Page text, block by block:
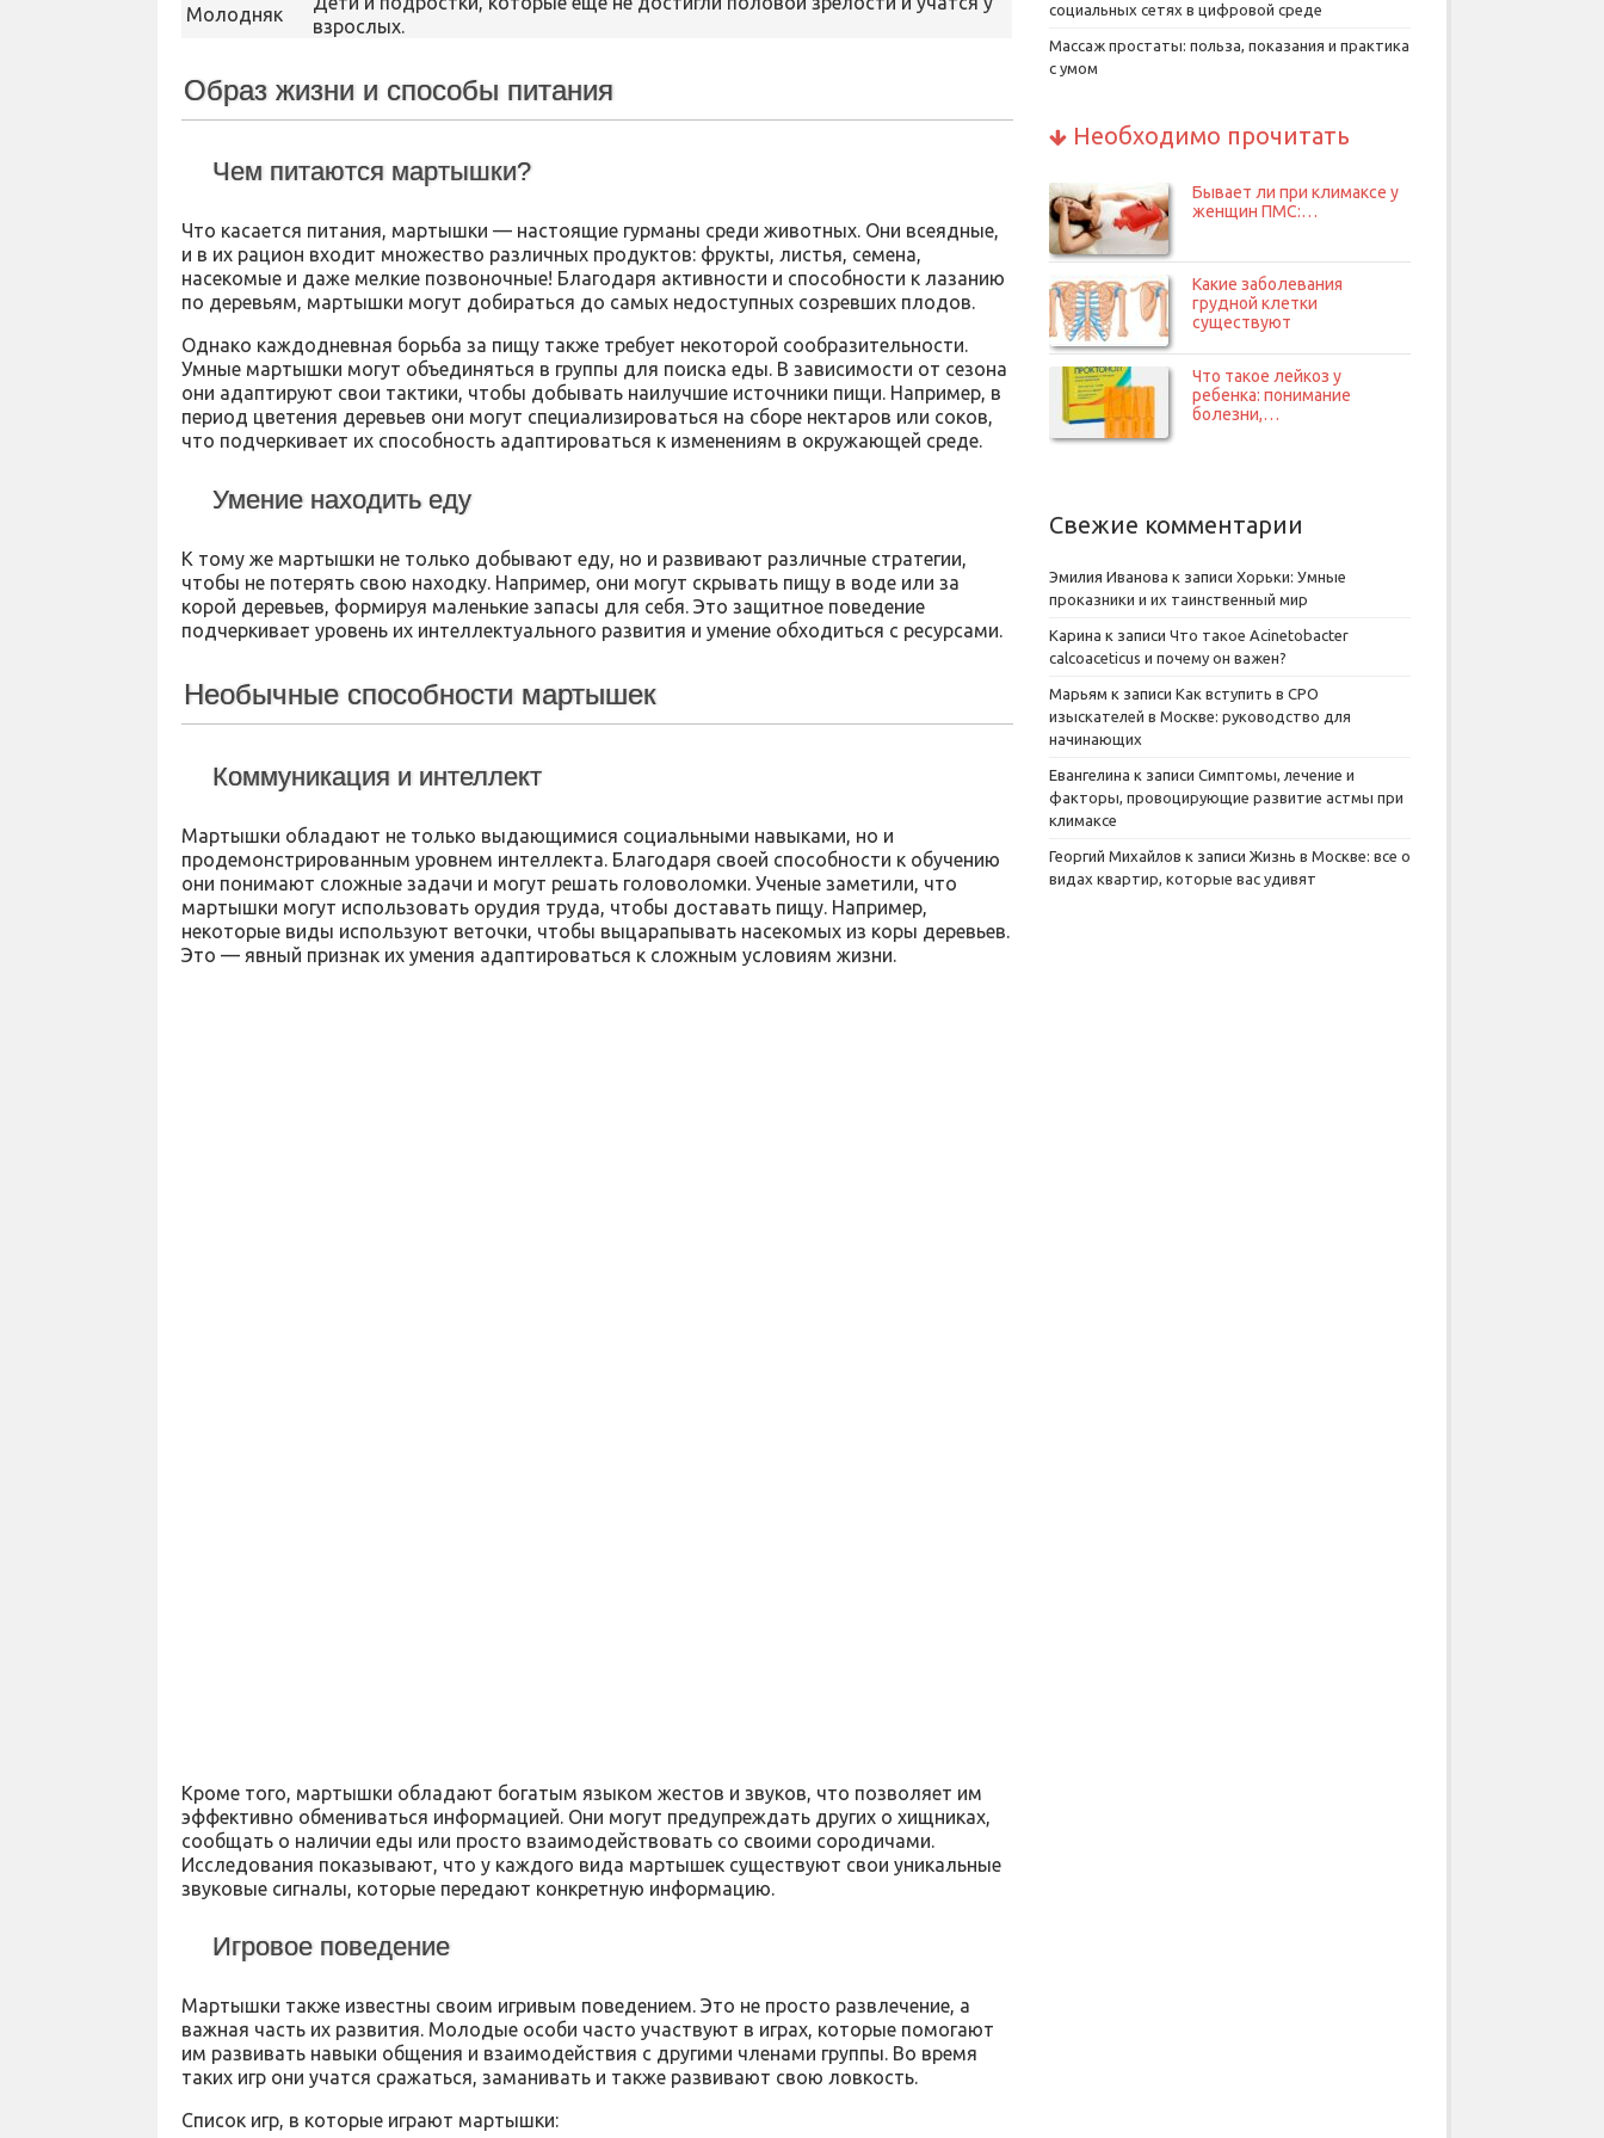
Молодняк
взрослых.
Образ жизни и способы питания
Чем питаются мартышки?
Что касается питания, мартышки — настоящие гурманы среди животных. Они всеядные,
и в их рацион входит множество различных продуктов: фрукты, листья, семена,
насекомые и даже мелкие позвоночные! Благодаря активности и способности к лазанию
по деревьям, мартышки могут добираться до самых недоступных созревших плодов.
Однако каждодневная борьба за пищу также требует некоторой сообразительности.
Умные мартышки могут объединяться в группы для поиска еды. В зависимости от сезона
они адаптируют свои тактики, чтобы добывать наилучшие источники пищи. Например, в
период цветения деревьев они могут специализироваться на сборе нектаров или соков,
что подчеркивает их способность адаптироваться к изменениям в окружающей среде.
Умение находить еду
К тому же мартышки не только добывают еду, но и развивают различные стратегии,
чтобы не потерять свою находку. Например, они могут скрывать пищу в воде или за
корой деревьев, формируя маленькие запасы для себя. Это защитное поведение
подчеркивает уровень их интеллектуального развития и умение обходиться с ресурсами.
Необычные способности мартышек
Коммуникация и интеллект
Мартышки обладают не только выдающимися социальными навыками, но и
продемонстрированным уровнем интеллекта. Благодаря своей способности к обучению
они понимают сложные задачи и могут решать головоломки. Ученые заметили, что
мартышки могут использовать орудия труда, чтобы доставать пищу. Например,
некоторые виды используют веточки, чтобы выцарапывать насекомых из коры деревьев.
Это — явный признак их умения адаптироваться к сложным условиям жизни.
Кроме того, мартышки обладают богатым языком жестов и звуков, что позволяет им
эффективно обмениваться информацией. Они могут предупреждать других о хищниках,
сообщать о наличии еды или просто взаимодействовать со своими сородичами.
Исследования показывают, что у каждого вида мартышек существуют свои уникальные
звуковые сигналы, которые передают конкретную информацию.
Игровое поведение
Мартышки также известны своим игривым поведением. Это не просто развлечение, а
важная часть их развития. Молодые особи часто участвуют в играх, которые помогают
им развивать навыки общения и взаимодействия с другими членами группы. Во время
таких игр они учатся сражаться, заманивать и также развивают свою ловкость.
Список игр, в которые играют мартышки:
социальных сетях в цифровой среде
Массаж простаты: польза, показания и практика
с умом
Необходимо прочитать
Бывает ли при климаксе у
женщин ПМС:…
Какие заболевания
грудной клетки
существуют
Что такое лейкоз у
ребенка: понимание
болезни,…
Свежие комментарии
Эмилия Иванова к записи Хорьки: Умные
проказники и их таинственный мир
Карина к записи Что такое Acinetobacter
calcoaceticus и почему он важен?
Марьям к записи Как вступить в СРО
изыскателей в Москве: руководство для
начинающих
Евангелина к записи Симптомы, лечение и
факторы, провоцирующие развитие астмы при
климаксе
Георгий Михайлов к записи Жизнь в Москве: все о
видах квартир, которые вас удивят